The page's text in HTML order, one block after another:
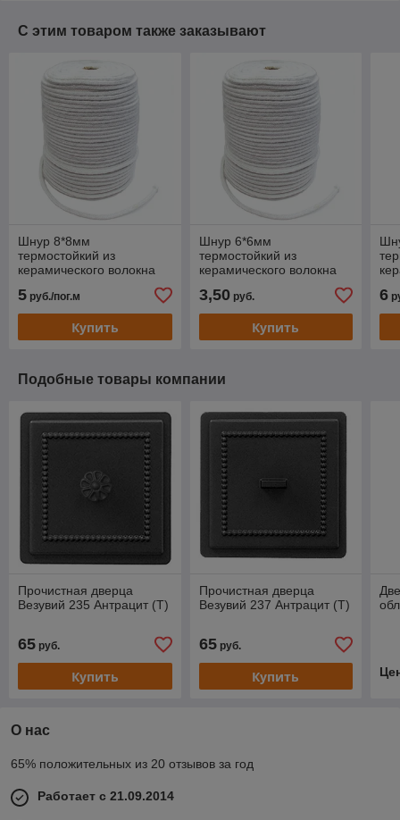
С этим товаром также заказывают
Шнур 8*8мм
термостойкий из
керамического волокна
5 руб./пог.м
Купить
Шнур 6*6мм
термостойкий из
керамического волокна
3,50руб.
Купить
6
Подобные товары компании
Прочистная дверца
Везувий 235 Антрацит (Т)
65 руб.
Купить
Прочистная дверца
Везувий 237 Антрацит (Т)
65руб.
Купить
О нас
65% положительных из 20 отзывов за год
Работает с 21.09.2014